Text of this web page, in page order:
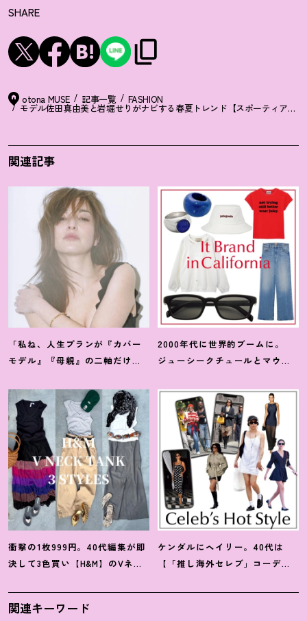
SHARE
otona MUSE 記事一覧 FASHION
モデル佐田真由美と岩堀せりがナビする春夏トレンド【スポーティアウ
関連記事
「私ね、人生プランが『カバー
モデル』『母親』の二軸だけな
き方】
2000年代に世界的ブームに。
ジューシークチュールとマウ
ド】6選
衝撃の1枚999円。40代編集が即
決して3色買い【H&M】のVネッ
3選
ケンダルにヘイリー。40代は
【「推し海外セレブ」コーデ】
デが吉！
関連キーワード